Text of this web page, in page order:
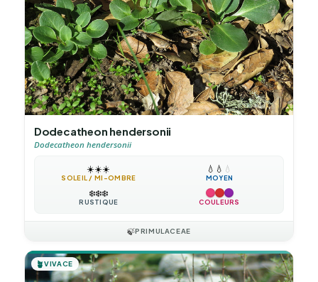
Dodecatheon hendersonii
Dodecatheon hendersonii
☀️☀️☀️
SOLEIL / MI-OMBRE
💧 💧 💧
MOYEN
❄️❄️❄️
RUSTIQUE COULEURS
🍃PRIMULACEAE
🪴VIVACE